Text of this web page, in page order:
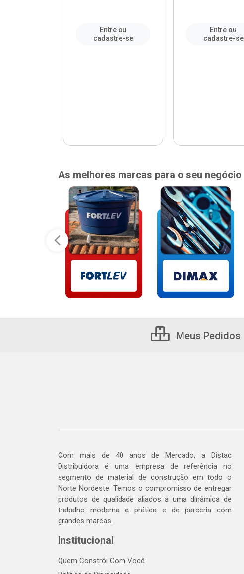
Entre ou
cadastre-se
Entre ou
cadastre-se
As melhores marcas para o seu negócio
Meus Pedidos
Com mais de 40 anos de Mercado, a Distac
Distribuidora é uma empresa de referência no
segmento de material de construção em todo o
Norte Nordeste. Temos o compromisso de entregar
produtos de qualidade aliados a uma dinâmica de
trabalho moderna e prática e de parceria com
grandes marcas.
Institucional
Quem Constrói Com Você